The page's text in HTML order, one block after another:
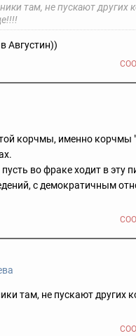
там, не пускают других
Августин))
корчмы, именно корчмы
во фраке ходит в эту
с демократичным
там, не пускают других